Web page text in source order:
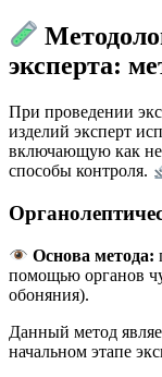
эксперта:
При проведении
изделий эксперт
включающую как
способы контроля.
Основа метода:
помощью органов
обоняния).
Данный метод
начальном этапе